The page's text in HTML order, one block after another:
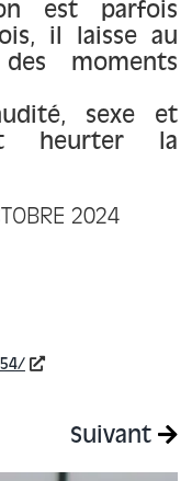
est parfois
il laisse au
moments
sexe et
heurter la
2024
Suivant